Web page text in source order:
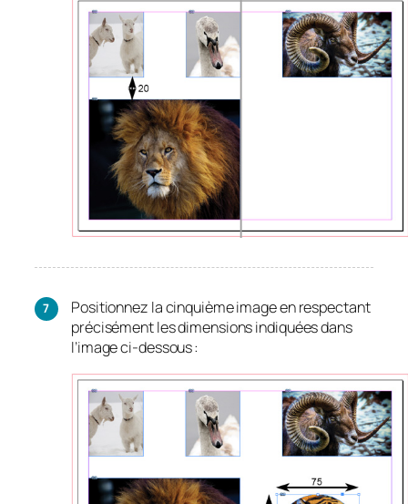
Positionnez la cinquième image en respectant
précisément les dimensions indiquées dans
l’image ci-dessous :